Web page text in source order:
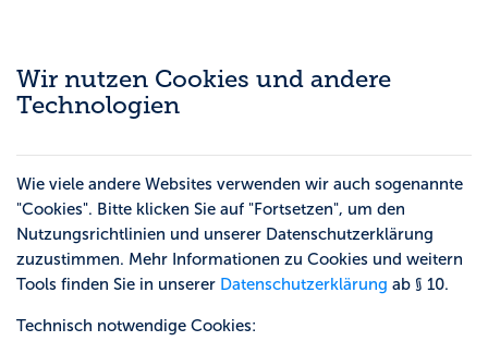
Wir nutzen Cookies und andere
Technologien
Wie viele andere Websites verwenden wir auch sogenannte
"Cookies". Bitte klicken Sie auf "Fortsetzen", um den
Nutzungsrichtlinien und unserer Datenschutzerklärung
zuzustimmen. Mehr Informationen zu Cookies und weitern
Tools finden Sie in unserer Datenschutzerklärung ab § 10.
Technisch notwendige Cookies: